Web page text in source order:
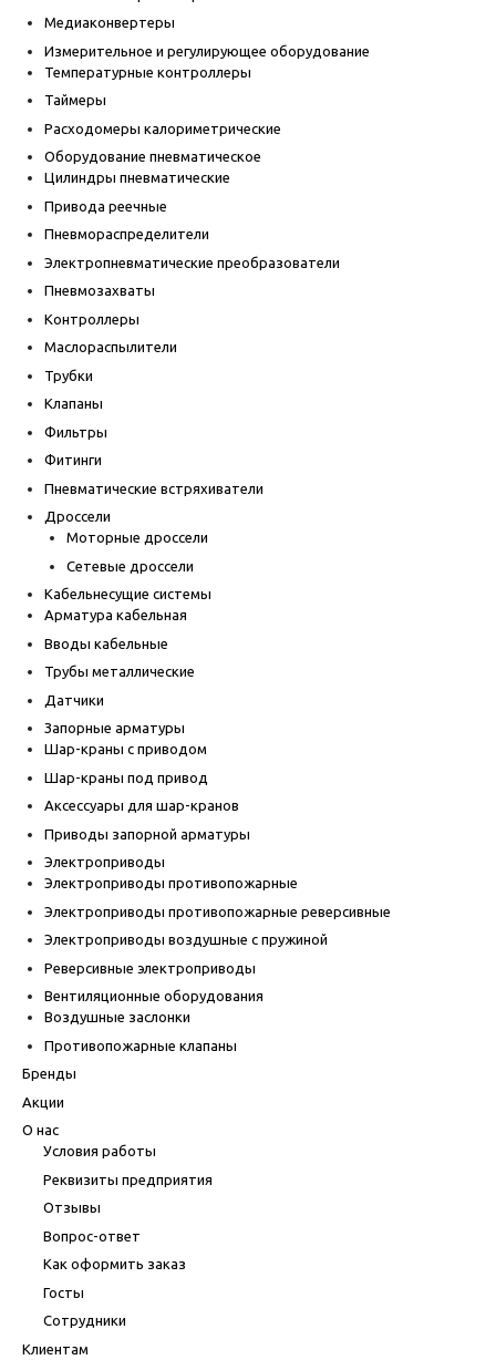
Медиаконвертеры
Измерительное и регулирующее оборудование
Температурные контроллеры
Таймеры
Расходомеры калориметрические
Оборудование пневматическое
Цилиндры пневматические
Привода реечные
Пневмораспределители
Электропневматические преобразователи
Пневмозахваты
Контроллеры
Маслораспылители
Трубки
Клапаны
Фильтры
Фитинги
Пневматические встряхиватели
Дроссели
Моторные дроссели
Сетевые дроссели
Кабельнесущие системы
Арматура кабельная
Вводы кабельные
Трубы металлические
Датчики
Запорные арматуры
Шар-краны с приводом
Шар-краны под привод
Аксессуары для шар-кранов
Приводы запорной арматуры
Электроприводы
Электроприводы противопожарные
Электроприводы противопожарные реверсивные
Электроприводы воздушные с пружиной
Реверсивные электроприводы
Вентиляционные оборудования
Воздушные заслонки
Противопожарные клапаны
Бренды
Акции
О нас
Условия работы
Реквизиты предприятия
Отзывы
Вопрос-ответ
Как оформить заказ
Госты
Сотрудники
Клиентам